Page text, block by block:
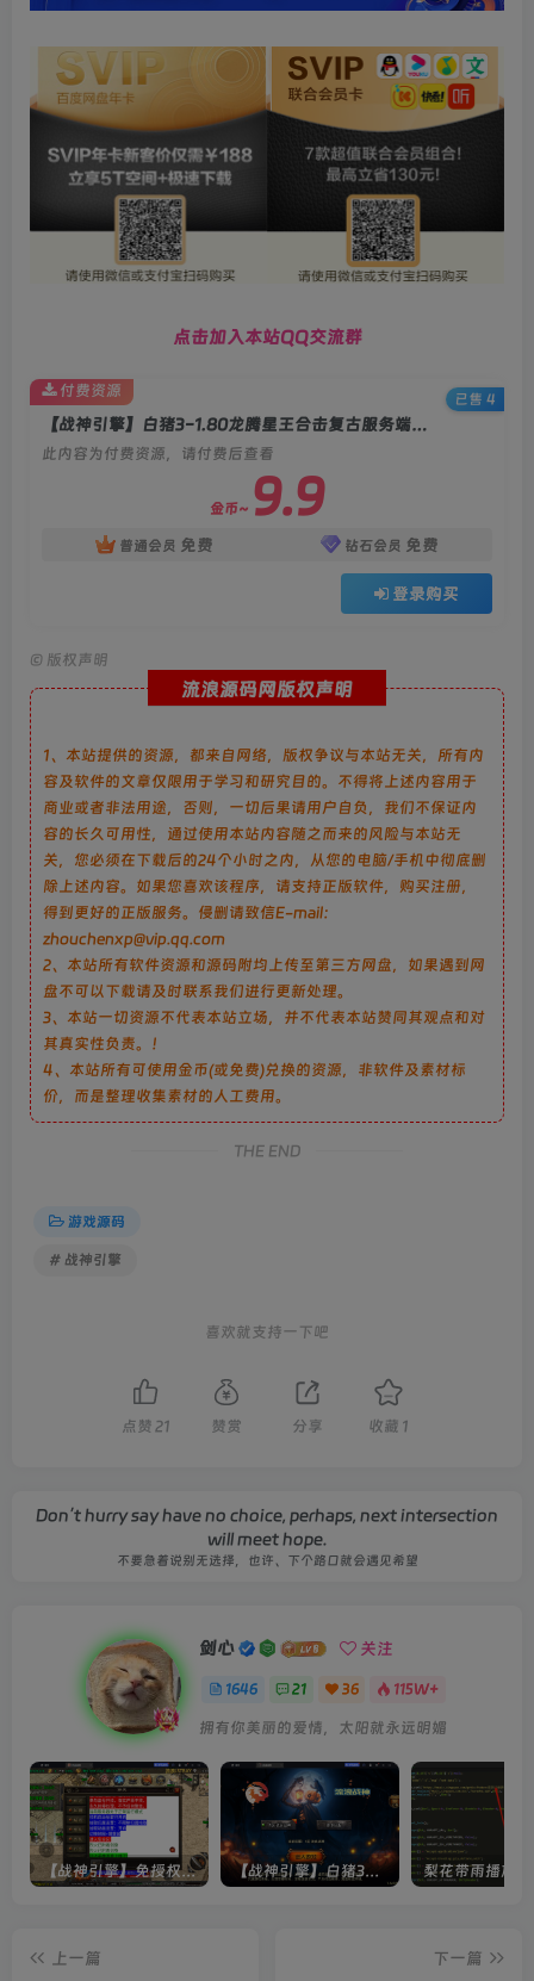
点击加入本站QQ交流群
【战神引擎】白猪3-1.80龙腾星王合击复古服务端+双端+教程
此内容为付费资源，请付费后查看
金币~ 9.9
普通会员 免费 钻石会员 免费
登录购买
付费资源
已售 4
© 版权声明
流浪源码网版权声明
1、本站提供的资源，都来自网络，版权争议与本站无关，所有内
容及软件的文章仅限用于学习和研究目的。不得将上述内容用于
商业或者非法用途，否则，一切后果请用户自负，我们不保证内
容的长久可用性，通过使用本站内容随之而来的风险与本站无
关，您必须在下载后的24个小时之内，从您的电脑/手机中彻底删
除上述内容。如果您喜欢该程序，请支持正版软件，购买注册，
得到更好的正版服务。侵删请致信E-mail：
zhouchenxp@vip.qq.com
2、本站所有软件资源和源码附均上传至第三方网盘，如果遇到网
盘不可以下载请及时联系我们进行更新处理。
3、本站一切资源不代表本站立场，并不代表本站赞同其观点和对
其真实性负责。！
4、本站所有可使用金币(或免费)兑换的资源，非软件及素材标
价，而是整理收集素材的人工费用。
THE END
游戏源码
# 战神引擎
喜欢就支持一下吧
点赞 21 赞赏 分享 收藏 1
Don’t hurry say have no choice, perhaps, next intersection
will meet hope.
不要急着说别无选择，也许、下个路口就会遇见希望
剑心 关注
1646 21 36 115W+
拥有你美丽的爱情，太阳就永远明媚
【战神引擎】免授权-原生 [全屏自动拾取] 插件 + 配置教程（更新修复版，具体自测） 【战神引擎】白猪3-流浪战神3神技8大陆全屏拾取版特色服务端+生肖+转生+秘境+神魔+双端+教程(更新眼神拾取)
上一篇
下一篇